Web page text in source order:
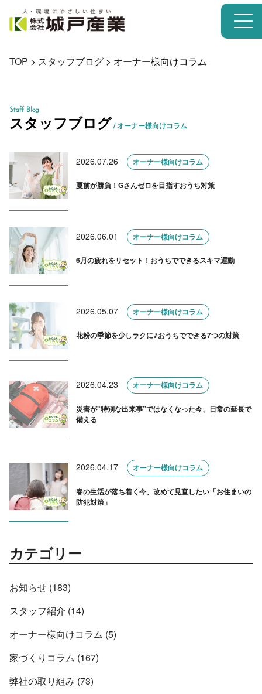
TOP > スタッフブログ > オーナー様向けコラム
Staff Blog
スタッフブログ/ オーナー様向けコラム
2026.07.26 オーナー様向けコラム
夏前が勝負！Gさんゼロを目指すおうち対策
2026.06.01 オーナー様向けコラム
6月の疲れをリセット！おうちでできるスキマ運動
2026.05.07 オーナー様向けコラム
花粉の季節を少しラクに♪おうちでできる7つの対策
2026.04.23 オーナー様向けコラム
災害が“特別な出来事”ではなくなった今、日常の延長で
備える
2026.04.17 オーナー様向けコラム
春の生活が落ち着く今、改めて見直したい「お住まいの
防犯対策」
カテゴリー
お知らせ (183)
スタッフ紹介 (14)
オーナー様向けコラム (5)
家づくりコラム (167)
弊社の取り組み (73)